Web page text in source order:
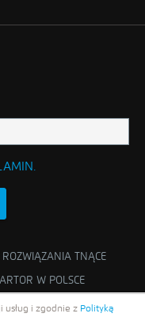
TNĄCE
W POLSCE
usług i zgodnie z Polityką